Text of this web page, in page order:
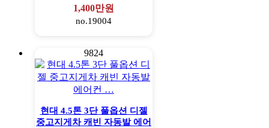
1,400만원
no.19004
9824
현대 4.5톤 3단 풀옵션 디젤
중고지게차 캐빈 자동발 에어